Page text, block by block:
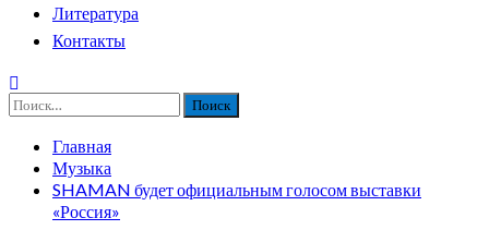
Литература
Контакты
Найти:
Главная
Музыка
SHAMAN будет официальным голосом выставки
«Россия»